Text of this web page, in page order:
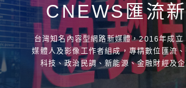
CNEWS匯流
台灣知名內容型網路新媒體，2016年成立
媒體人及影像工作者組成，專精數位匯流
科技、政治民調、新能源、金融財經及企